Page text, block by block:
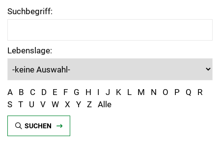
Suchbegriff:
Lebenslage:
A B C D E F G H I J K L M N O P Q
R
S T U V W X Y Z Alle
SUCHEN